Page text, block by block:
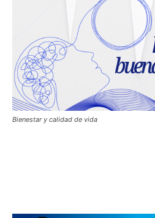
Bienestar y calidad de vida